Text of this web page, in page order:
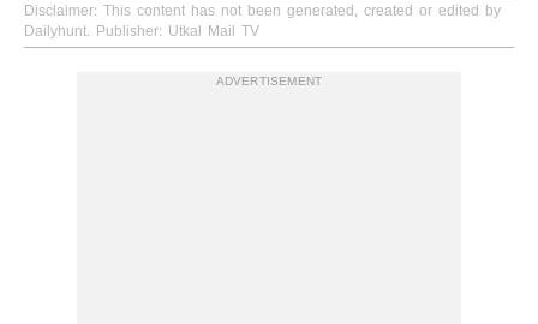
Disclaimer: This content has not been generated, created or edited by
Dailyhunt. Publisher: Utkal Mail TV
ADVERTISEMENT